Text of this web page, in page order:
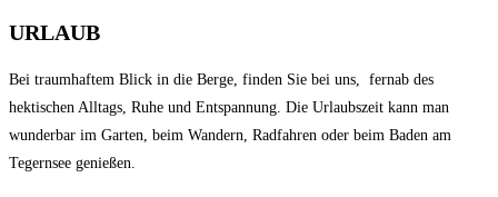
URLAUB
Bei traumhaftem Blick in die Berge, finden Sie bei uns, fernab des
hektischen Alltags, Ruhe und Entspannung. Die Urlaubszeit kann man
wunderbar im Garten, beim Wandern, Radfahren oder beim Baden am
Tegernsee genießen.